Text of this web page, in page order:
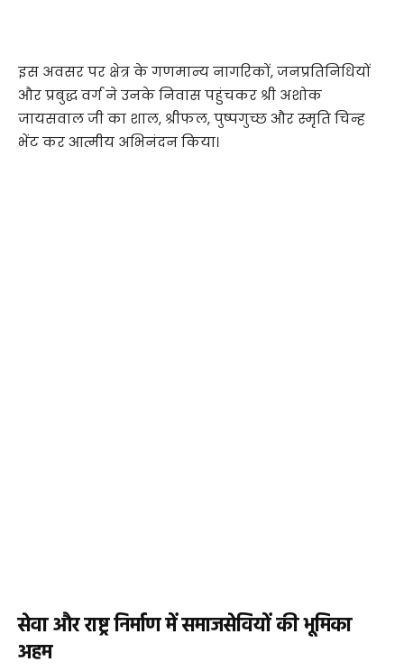
​इस अवसर पर क्षेत्र के गणमान्य नागरिकों, जनप्रतिनिधियों
और प्रबुद्ध वर्ग ने उनके निवास पहुंचकर श्री अशोक
जायसवाल जी का शाल, श्रीफल, पुष्पगुच्छ और स्मृति चिन्ह
भेंट कर आत्मीय अभिनंदन किया।
सेवा और राष्ट्र निर्माण में समाजसेवियों की भूमिका
अहम